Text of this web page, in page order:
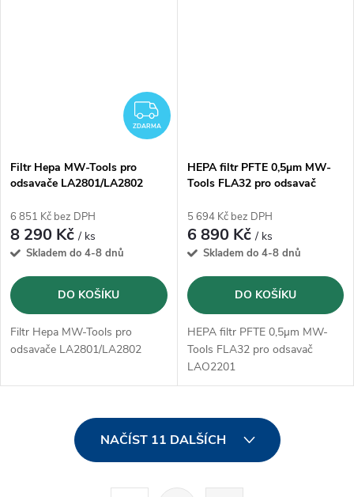
ZDARMA
ZDARMA
Filtr Hepa MW-Tools pro
odsavače LA2801/LA2802
6 851 Kč bez DPH
8 290 Kč/ ks
Skladem do 4-8 dnů
DO KOŠÍKU
Filtr Hepa MW-Tools pro
odsavače LA2801/LA2802
HEPA filtr PFTE 0,5µm MW-
Tools FLA32 pro odsavač
5 694 Kč bez DPH
6 890 Kč/ ks
Skladem do 4-8 dnů
DO KOŠÍKU
HEPA filtr PFTE 0,5µm MW-
Tools FLA32 pro odsavač
LAO2201
NAČÍST 11 DALŠÍCH